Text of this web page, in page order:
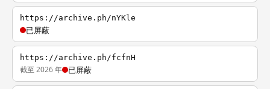
https://archive.ph/nYKle
已屏蔽
https://archive.ph/fcfnH
截至 2026 年 已屏蔽